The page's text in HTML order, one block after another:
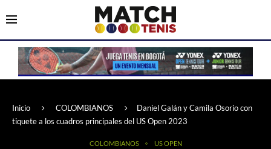
Inicio COLOMBIANOS
Daniel Galán y Camila Osorio con
tiquete a los cuadros principales del US Open 2023
COLOMBIANOS US OPEN